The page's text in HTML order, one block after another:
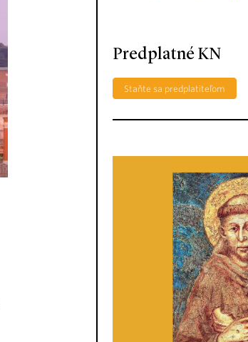
Predplatné KN
Staňte sa predplatiteľom